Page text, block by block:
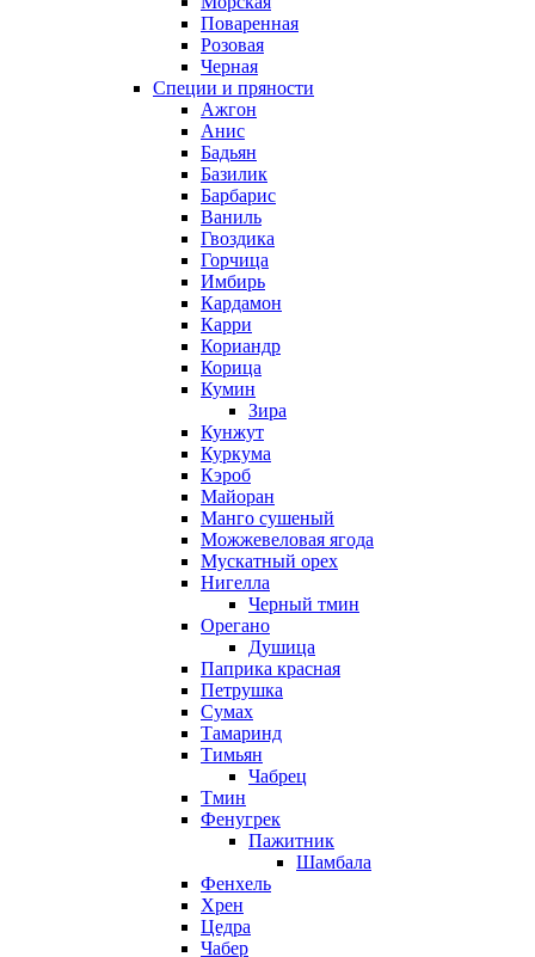
Поваренная
Розовая
Черная
Специи и пряности
Ажгон
Анис
Бадьян
Базилик
Барбарис
Ваниль
Гвоздика
Горчица
Имбирь
Кардамон
Карри
Кориандр
Корица
Кумин
Зира
Кунжут
Куркума
Кэроб
Майоран
Манго сушеный
Можжевеловая ягода
Мускатный орех
Нигелла
Черный тмин
Орегано
Душица
Паприка красная
Петрушка
Сумах
Тамаринд
Тимьян
Чабрец
Тмин
Фенугрек
Пажитник
Шамбала
Фенхель
Хрен
Цедра
Чабер